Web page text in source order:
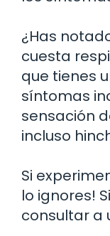
¿Has
cuesta
que tienes
síntomas
sensación
incluso
Si
lo ignores!
consultar a